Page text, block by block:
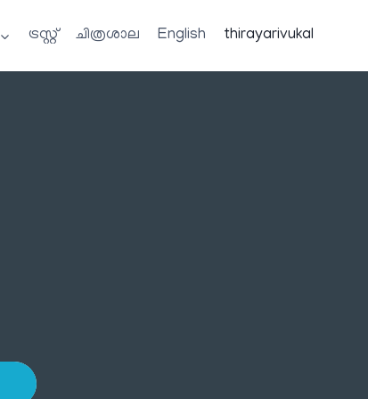
ട്രസ്റ്റ് ചിത്രശാല English thirayarivukal